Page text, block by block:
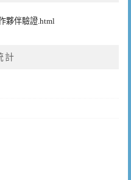
夥伴驗證.html
計